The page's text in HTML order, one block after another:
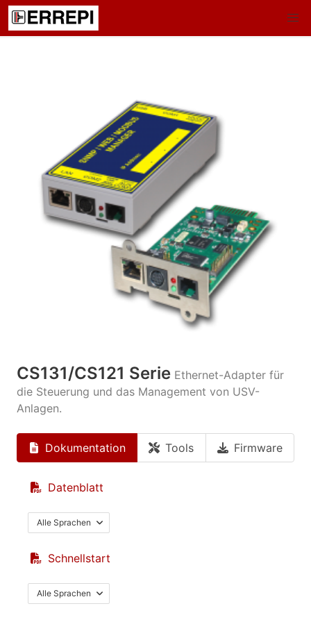
CS131/CS121 Serie Ethernet-Adapter für
die Steuerung und das Management von USV-
Anlagen.
Dokumentation Tools Firmware
Datenblatt
Alle Sprachen
Schnellstart
Alle Sprachen